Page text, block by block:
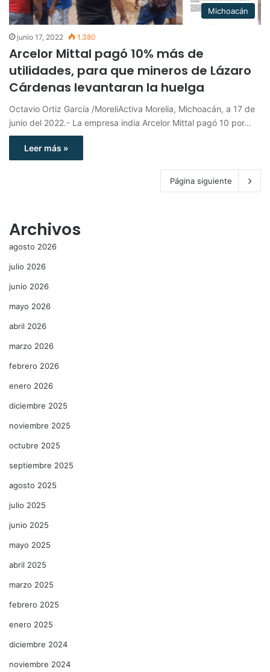
Michoacán
junio 17, 2022 1.380
Arcelor Mittal pagó 10% más de
utilidades, para que mineros de Lázaro
Cárdenas levantaran la huelga
Octavio Ortiz García /MoreliActiva Morelia, Michoacán, a 17 de
junio del 2022.- La empresa india Arcelor Mittal pagó 10 por…
Leer más »
Página siguiente
Archivos
agosto 2026
julio 2026
junio 2026
mayo 2026
abril 2026
marzo 2026
febrero 2026
enero 2026
diciembre 2025
noviembre 2025
octubre 2025
septiembre 2025
agosto 2025
julio 2025
junio 2025
mayo 2025
abril 2025
marzo 2025
febrero 2025
enero 2025
diciembre 2024
noviembre 2024